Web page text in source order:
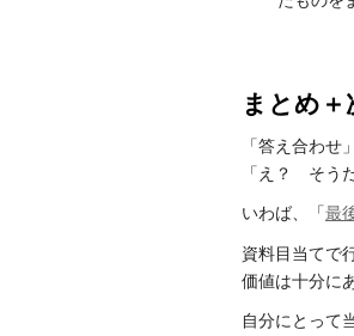
まとめ＋
「答え合わ
「え？ そう
いわば、「最
資料目当てで
価値は十分に
自分にとって